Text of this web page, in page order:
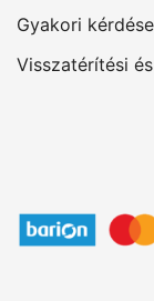
Gyakori
Visszatérítési